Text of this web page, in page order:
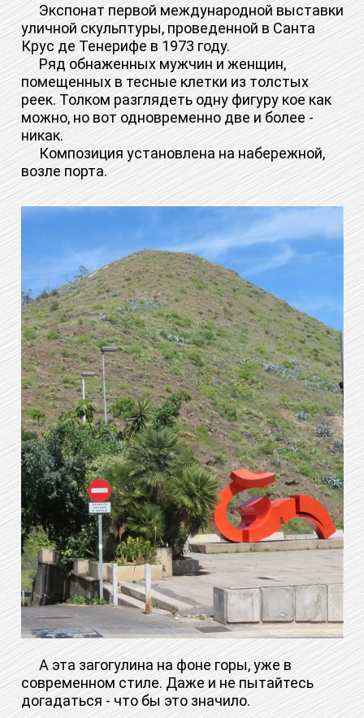
Экспонат первой международной выставки
уличной скульптуры, проведенной в Санта
Крус де Тенерифе в 1973 году.
Ряд обнаженных мужчин и женщин,
помещенных в тесные клетки из толстых
реек. Толком разглядеть одну фигуру кое как
можно, но вот одновременно две и более -
никак.
Композиция установлена на набережной,
возле порта.
А эта загогулина на фоне горы, уже в
современном стиле. Даже и не пытайтесь
догадаться - что бы это значило.